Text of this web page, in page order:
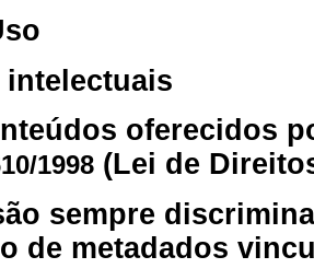
oferecidos
1998 (Lei de
sempre
de metadados